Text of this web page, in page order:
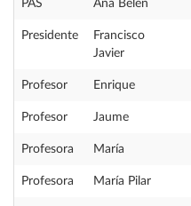
PAS Ana Belén
Presidente
Francisco
Javier
Profesor Enrique
Profesor Jaume
Profesora María
Profesora María Pilar